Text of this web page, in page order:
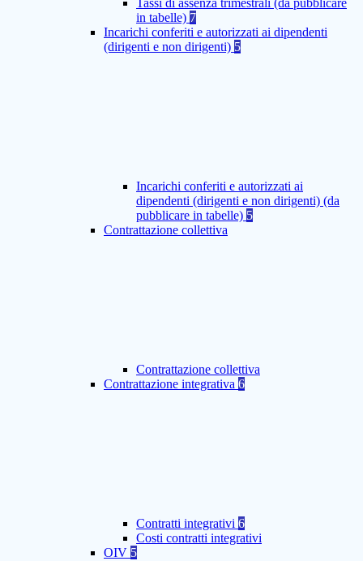
Tassi di assenza trimestrali (da pubblicare
in tabelle) 7
Incarichi conferiti e autorizzati ai dipendenti
(dirigenti e non dirigenti) 5
Incarichi conferiti e autorizzati ai
dipendenti (dirigenti e non dirigenti) (da
pubblicare in tabelle) 5
Contrattazione collettiva
Contrattazione collettiva
Contrattazione integrativa 6
Contratti integrativi 6
Costi contratti integrativi
OIV 5